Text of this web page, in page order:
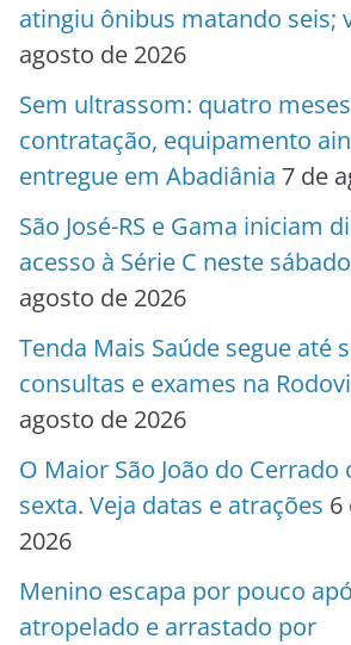
atingiu ônibus matando seis;
agosto de 2026
Sem ultrassom: quatro
contratação, equipamento
entregue em Abadiânia 7 de
São José-RS e Gama iniciam
acesso à Série C neste
agosto de 2026
Tenda Mais Saúde segue até
consultas e exames na
agosto de 2026
O Maior São João do Cerrado
sexta. Veja datas e atrações 6
2026
Menino escapa por pouco
atropelado e arrastado por